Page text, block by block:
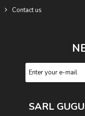
Contact us
SARL